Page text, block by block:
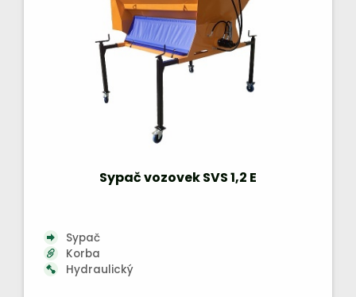
Sypač vozovek SVS 1,2 E
Sypač
Korba
Hydraulický